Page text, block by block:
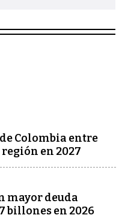
Colombia entre
región en 2027
mayor deuda
billones en 2026